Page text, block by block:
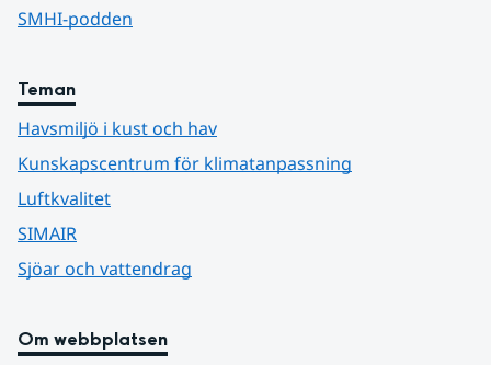
SMHI-podden
Teman
Havsmiljö i kust och hav
Kunskapscentrum för klimatanpassning
Luftkvalitet
SIMAIR
Sjöar och vattendrag
Om webbplatsen